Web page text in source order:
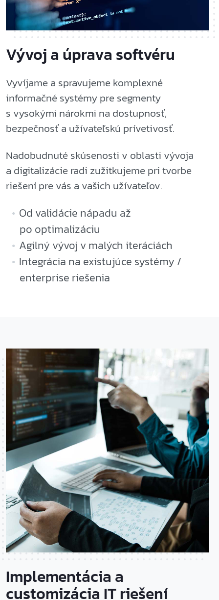
Vývoj a úprava softvéru
Vyvíjame a spravujeme komplexné
informačné systémy pre segmenty
s vysokými nárokmi na dostupnosť,
bezpečnosť a užívateľskú prívetivosť.
Nadobudnuté skúsenosti v oblasti vývoja
a digitalizácie radi zužitkujeme pri tvorbe
riešení pre vás a vašich užívateľov.
Od validácie nápadu až
po optimalizáciu
Agilný vývoj v malých iteráciách
Integrácia na existujúce systémy /
enterprise riešenia
Implementácia a
customizácia IT riešení